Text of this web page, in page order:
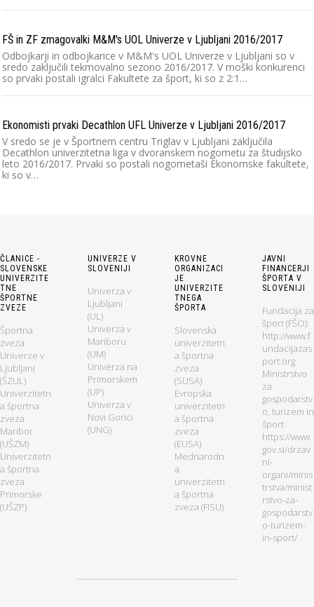
FŠ in ZF zmagovalki M&M's UOL Univerze v Ljubljani 2016/2017
Odbojkarji in odbojkarice v M&M's UOL Univerze v Ljubljani so v
sredo zaključili tekmovalno sezono 2016/2017. V moški konkurenci
so prvaki postali igralci Fakultete za šport, ki so z 2:1…
Ekonomisti prvaki Decathlon UFL Univerze v Ljubljani 2016/2017
V sredo se je v Športnem centru Triglav v Ljubljani zaključila
Decathlon univerzitetna liga v dvoranskem nogometu za študijsko
leto 2016/2017. Prvaki so postali nogometaši Ekonomske fakultete,
ki so v…
ČLANICE -
SLOVENSKE
UNIVERZITE
TNE
ŠPORTNE
ZVEZE
Športna
zveza
Univerze v
Ljubljani
(ŠZUL)
Univerzitetn
a športna
zveza
Maribor
(UŠZM)
Univerzitetn
a športna
zveza
Primorske
(UŠZP)
UNIVERZE V
SLOVENIJI
Univerza v
Ljubljani
(UL)
Univerza v
Mariboru
(UM)
Univerza na
Primorskem
(UP)
Univerza v
Novi Gorici
(UNG)
KROVNE
ORGANIZACI
JE
UNIVERZITE
TNEGA
ŠPORTA
Slovenska
univerzitetn
a športna
zveza
(SUSA)
Evropska
univerzitetn
a športna
zveza
(EUSA)
Mednarodn
a
univerzitetn
a športna
zveza (FISU)
JAVNI
FINANCERJI
ŠPORTA V
SLOVENIJI
Fundacija za
šport (FŠO):
http://www.f
undacijazas
port.org
Ministrstvo
za
gospodarstv
o, turizem in
šport
https://www.
gov.si/drzav
ni-
organi/minis
trstva/minist
rstvo-za-
gospodarstv
o-turizem-
in-sport/